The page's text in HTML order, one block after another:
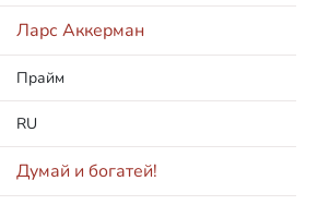
Ларс Аккерман
Прайм
RU
Думай и богатей!